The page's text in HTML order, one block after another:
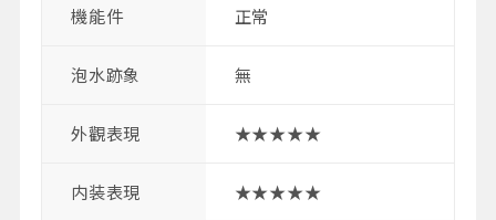
機能件 正常
泡水跡象 無
外觀表現 ★★★★★
内装表現 ★★★★★